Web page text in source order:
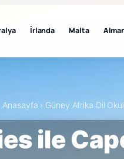
İrlanda Malta
Anasayfa › Güney Afrika Dil
ile